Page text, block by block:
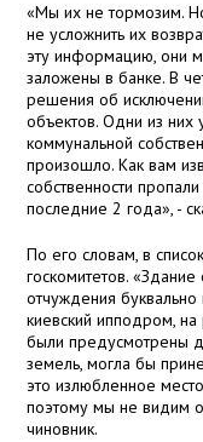
«Мы их не тормозим.
не усложнить их
эту информацию, они
заложены в банке. В
решения об
объектов. Одни из
коммунальной
произошло. Как вам
собственности
последние 2 года», -
По его словам, в
госкомитетов.
отчуждения
киевский ипподром,
были предусмотрены
земель, могла бы
это излюбленное
поэтому мы не видим
чиновник.